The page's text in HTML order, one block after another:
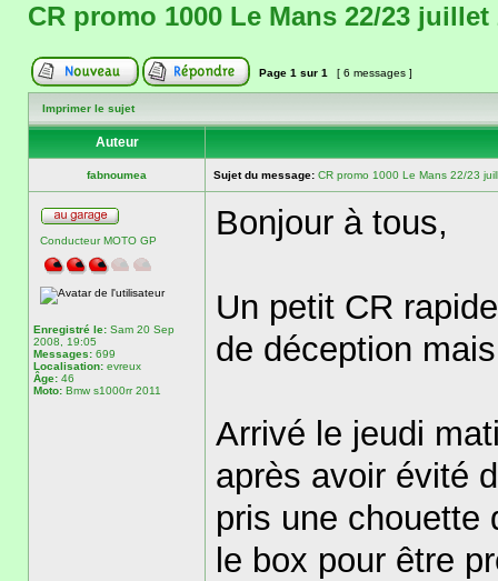
CR promo 1000 Le Mans 22/23 juillet
Page 1 sur 1 [ 6 messages ]
Imprimer le sujet
Auteur
fabnoumea Sujet du message: CR promo 1000 Le Mans 22/23
Conducteur MOTO GP
Enregistré le: Sam 20 Sep
2008, 19:05
Messages: 699
Localisation: evreux
Âge: 46
Moto: Bmw s1000rr 2011
Bonjour à tous,
Un petit CR
de déception
Arrivé le jeudi
après avoir évité
pris une chouette
le box pour être